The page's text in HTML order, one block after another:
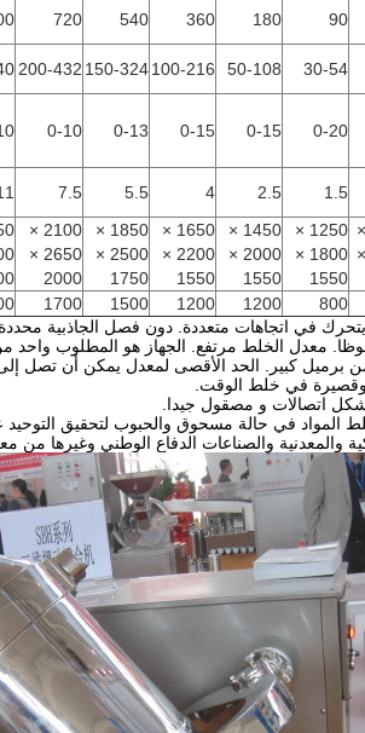
90
180
360
540
720
30-54
50-108
100-216
150-324
200-432
0-20
0-15
0-15
0-13
0-10
1.5
2.5
4
5.5
7.5
1150 ×
1400 ×
1250 ×
1800 ×
1550
1450 ×
2000 ×
1550
1650 ×
2200 ×
1550
1850 ×
2500 ×
1750
2100 ×
2650 ×
2000
800
1200
1200
1500
1700
في اتجاهات متعددة. دون فصل الجاذبية
معدل الخلط مرتفع.
الجهاز هو المطلوب واحد
برميل كبير.
الحد الأقصى لمعدل يمكن أن تصل إلى 90٪ (في حين أن خلاط العادي لديها فقط 40-50٪ من معدل
وقصيرة في خلط الوقت.
اتصالات و مصقول جيدا.
المواد في حالة مسحوق والحبوب لتحقيق التوحيد
والمعدنية والصناعات الدفاع الوطني وغيرها من